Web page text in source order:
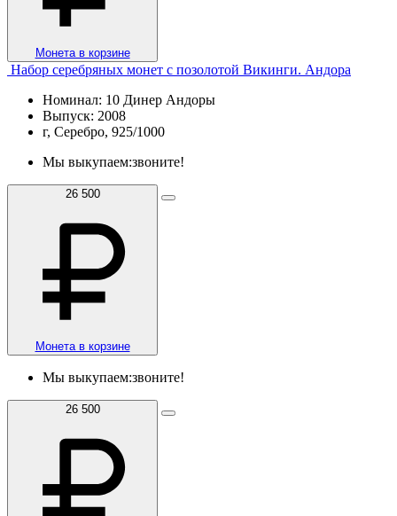
Монета в корзине
Набор серебряных монет с позолотой Викинги. Андора
Номинал: 10 Динер Андоры
Выпуск: 2008
г, Серебро, 925/1000
Мы выкупаем:звоните!
26 500
Монета в корзине
Мы выкупаем:звоните!
26 500